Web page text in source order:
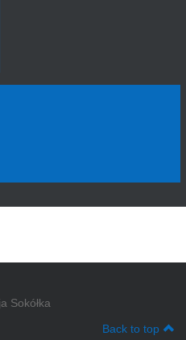
Sokółka
Back to top